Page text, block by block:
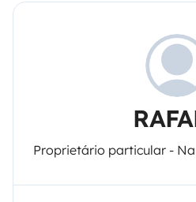
Proprietário particular -